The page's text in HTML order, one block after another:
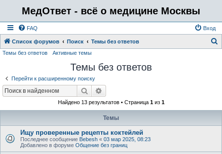
МедОтвет - всё о медицине Москвы
FAQ Вход
Список форумов Поиск Темы без ответов
Темы без ответов Активные темы
Темы без ответов
Перейти к расширенному поиску
Поиск
Найдено 13 результатов • Страница 1из 1
Темы
Ищу проверенные рецепты коктейлей
Последнее сообщение Bebesh « 03 мар 2025, 08:23
Добавлено в форуме Общение без границ